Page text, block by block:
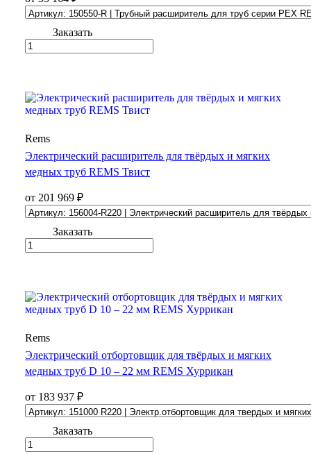
Заказать
Rems
Электрический расширитель для твёрдых и мягких
медных труб REMS Твист
от 201 969 ₽
Заказать
Rems
Электрический отбортовщик для твёрдых и мягких
медных труб D 10 – 22 мм REMS Хуррикан
от 183 937 ₽
Заказать